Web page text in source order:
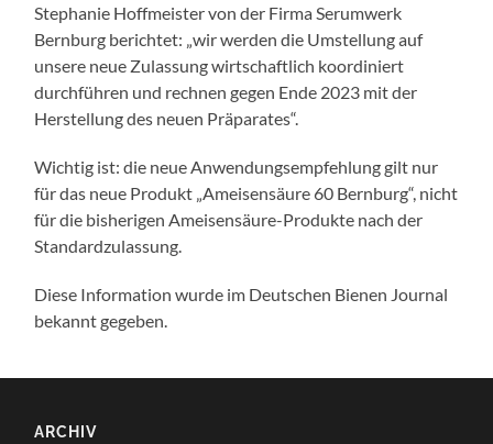
Stephanie Hoffmeister von der Firma Serumwerk
Bernburg berichtet: „wir werden die Umstellung auf
unsere neue Zulassung wirtschaftlich koordiniert
durchführen und rechnen gegen Ende 2023 mit der
Herstellung des neuen Präparates“.
Wichtig ist: die neue Anwendungsempfehlung gilt nur
für das neue Produkt „Ameisensäure 60 Bernburg“, nicht
für die bisherigen Ameisensäure-Produkte nach der
Standardzulassung.
Diese Information wurde im Deutschen Bienen Journal
bekannt gegeben.
ARCHIV